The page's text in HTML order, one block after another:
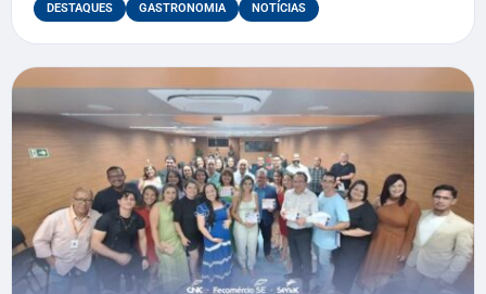
DESTAQUES GASTRONOMIA NOTÍCIAS